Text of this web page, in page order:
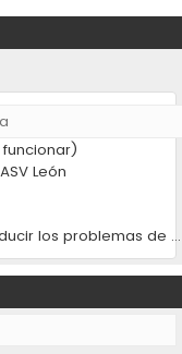
León
¿Los materiales modernos ayudan a reducir los problemas de desgaste en los coches?